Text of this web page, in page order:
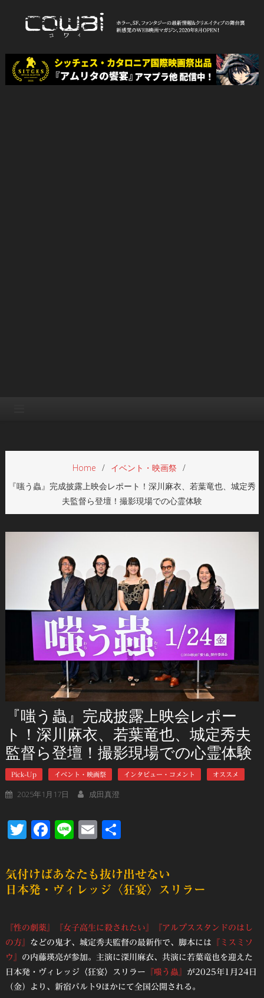
WEB映画マガジン「cowai コ
ワイ」
Home
イベント・映画祭
『嗤う蟲』完成披露上映会レポート！深川麻衣、若葉竜也、城定秀
夫監督ら登壇！撮影現場での心霊体験
『嗤う蟲』完成披露上映会レポー
ト！深川麻衣、若葉竜也、城定秀夫
監督ら登壇！撮影現場での心霊体験
Pick-Up イベント・映画祭 インタビュー・コメント オススメ
2025年1月17日 成田真澄
Twitter
Facebook
LineEmail
気付けばあなたも抜け出せない
日本発・ヴィレッジ〈狂宴〉スリラー
『性の劇薬』 『女子高生に殺されたい』
『アルプススタンドのはし
の方』 などの鬼才、城定秀夫監督の最新作で、脚本には 『ミスミソ
ウ』 の内藤瑛亮が参加。主演に深川麻衣、共演に若葉竜也を迎えた
日本発・ヴィレッジ〈狂宴〉スリラー 『嗤う蟲』 が2025年1月24日
（金）より、新宿バルト9ほかにて全国公開される。